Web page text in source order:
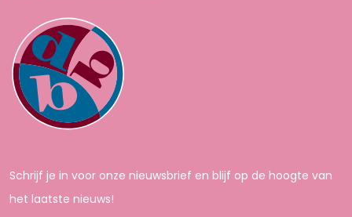
Schrijf je in voor onze nieuwsbrief en blijf op de hoogte van
het laatste nieuws!